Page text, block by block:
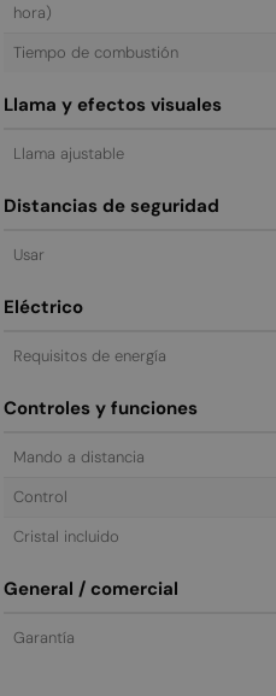
hora)
Tiempo de combustión
Llama y efectos visuales
Llama ajustable
Distancias de seguridad
Usar
Eléctrico
Requisitos de energía
Controles y funciones
Mando a distancia
Control
Cristal incluido
General / comercial
Garantía